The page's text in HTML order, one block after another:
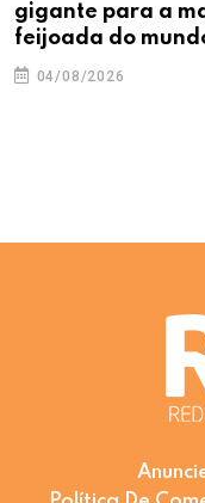
gigante para a
feijoada do
04/08/2026